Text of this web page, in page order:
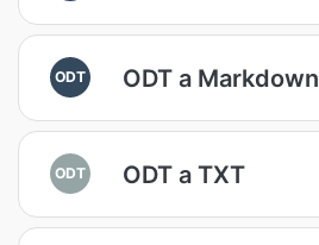
ODT ODT a Markdown
ODT ODT a TXT